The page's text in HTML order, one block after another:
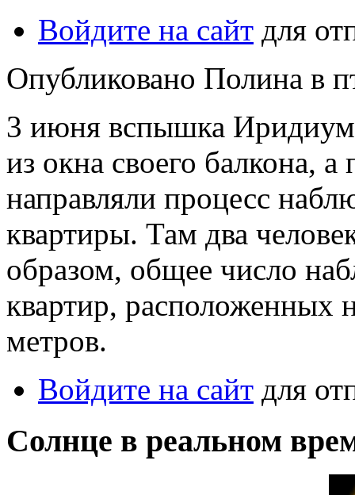
Войдите на сайт для
Опубликовано Полина в
3 июня вспышка
из окна своего балкона,
направляли процесс
квартиры. Там два
образом, общее число
квартир, расположенных
метров.
Войдите на сайт для
Солнце в реальном